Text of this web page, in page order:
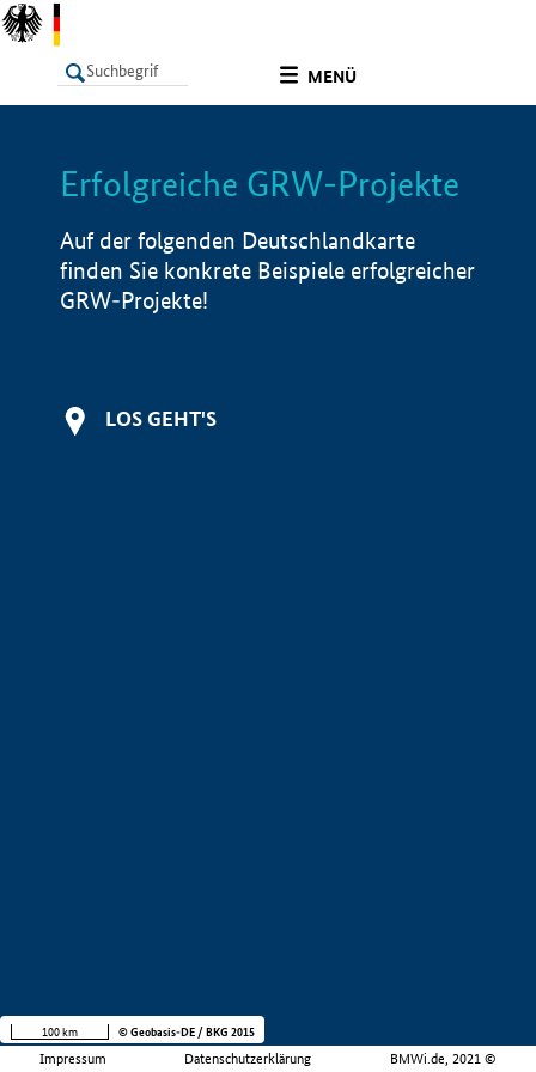
MENÜ
LISTE Info
Erfolgreiche GRW-Projekte
Auf der folgenden Deutschlandkarte
finden Sie konkrete Beispiele erfolgreicher
GRW-Projekte!
LOS GEHT'S
Impressum Datenschutzerklärung BMWi.de, 2021 ©
100 km © Geobasis-DE / BKG 2015